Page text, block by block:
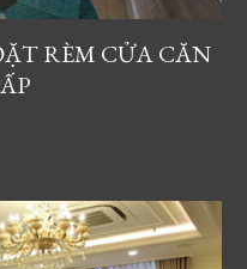
RÈM CỬA CĂN